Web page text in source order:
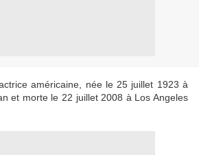
américaine, née le 25 juillet 1923 à
et morte le 22 juillet 2008 à Los Angeles